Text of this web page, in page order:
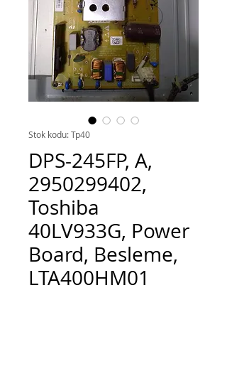
Stok kodu: Tp40
DPS-245FP, A,
2950299402,
Toshiba
40LV933G, Power
Board, Besleme,
LTA400HM01